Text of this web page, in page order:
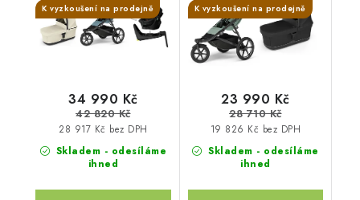
K vyzkoušení na prodejně
Skladem - odesíláme
ihned
28 917 Kč bez DPH
34 990 Kč
42 820 Kč
K vyzkoušení na prodejně
Skladem - odesíláme
ihned
19 826 Kč bez DPH
23 990 Kč
28 710 Kč